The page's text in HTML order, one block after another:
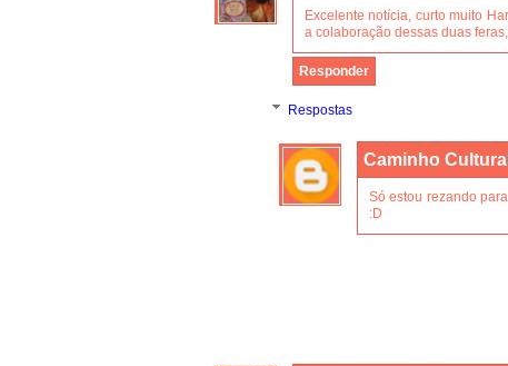
Excelente notícia, curto muito
a colaboração dessas duas
Responder
Respostas
Caminho Cultural
Só estou rezando
:D